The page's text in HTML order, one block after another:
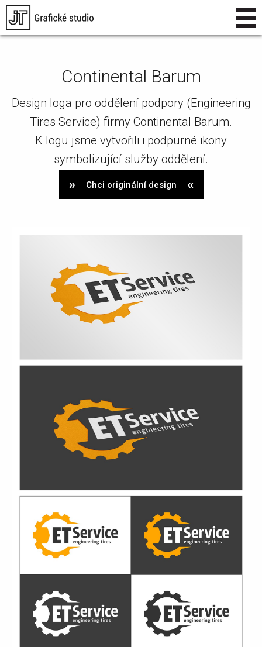
Continental Barum
Design loga pro oddělení podpory (Engineering
Tires Service) firmy Continental Barum.
K logu jsme vytvořili i podpurné ikony
symbolizující služby oddělení.
Chci originální design